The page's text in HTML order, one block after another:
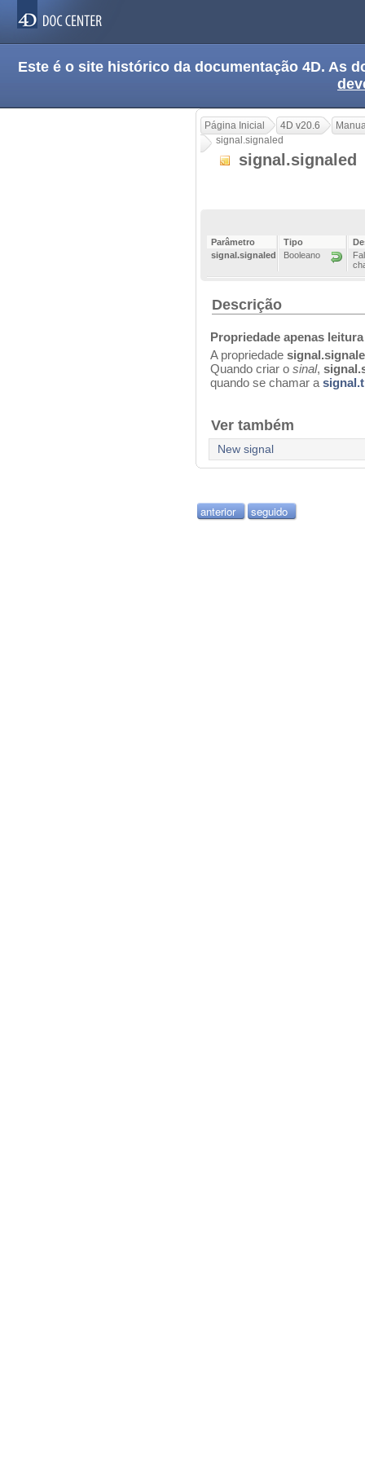
Este é o site histórico da documentação 4D. As
Página Inicial 4D v20.6
signal.signaled
signal.signaled
Parâmetro Tipo
signal.signaled
Booleano
Descrição
Propriedade apenas leitura
A propriedade
Quando criar o sinal,
quando se chamar a
Ver também
New signal
anterior seguido